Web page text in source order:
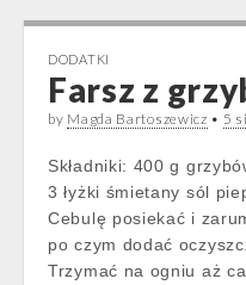
DODATKI
Farsz z
by Magda Bartoszewicz • 5
Składniki: 400 g
3 łyżki śmietany sól
Cebulę posiekać i
po czym dodać
Trzymać na ogniu aż